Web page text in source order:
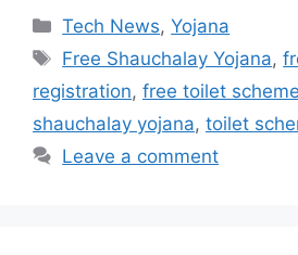
Categories
Tech News,Yojana
Tags
Free Shauchalay Yojana,
registration, free toilet scheme
shauchalay yojana, toilet
Leave a comment